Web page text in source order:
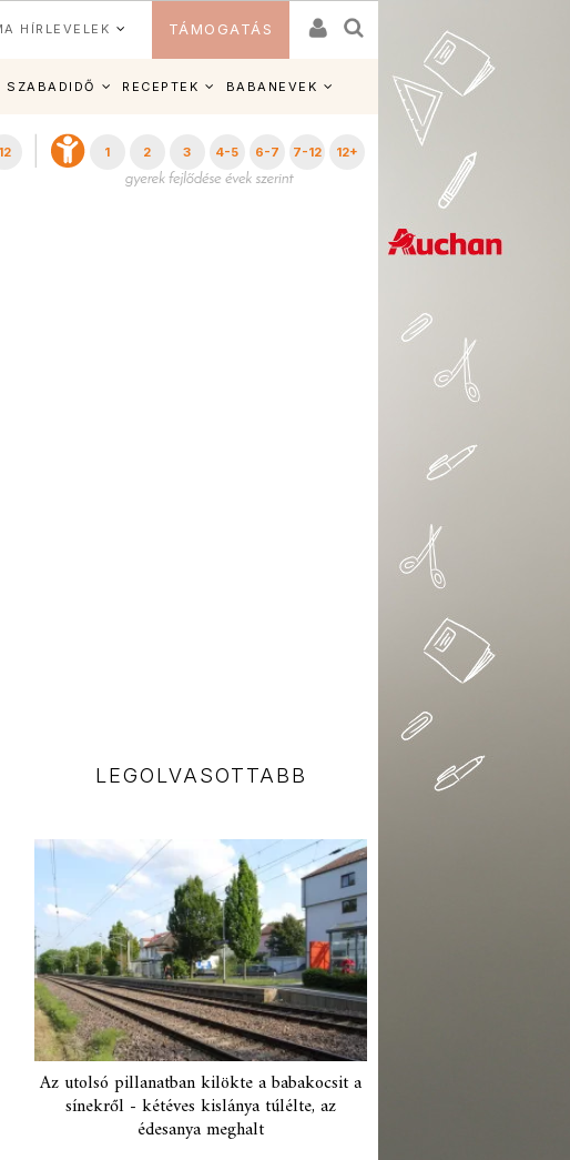
HÍRLEVELEK TÁMOGATÁS
SZABADIDŐ RECEPTEK BABANEVEK
12 1 2 3 4-5 6-7 7-12 12+
LEGOLVASOTTABB
Az utolsó pillanatban kilökte a babakocsit a
sínekről - kétéves kislánya túlélte, az
édesanya meghalt